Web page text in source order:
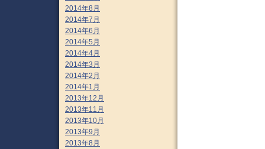
2014年8月
2014年7月
2014年6月
2014年5月
2014年4月
2014年3月
2014年2月
2014年1月
2013年12月
2013年11月
2013年10月
2013年9月
2013年8月